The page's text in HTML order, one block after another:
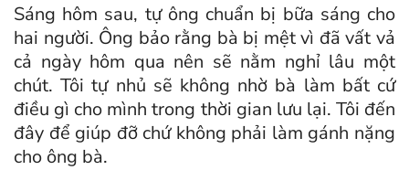
Sáng hôm sau, tự ông chuẩn bị bữa sáng cho
hai người. Ông bảo rằng bà bị mệt vì đã vất vả
cả ngày hôm qua nên sẽ nằm nghỉ lâu một
chút. Tôi tự nhủ sẽ không nhờ bà làm bất cứ
điều gì cho mình trong thời gian lưu lại. Tôi đến
đây để giúp đỡ chứ không phải làm gánh nặng
cho ông bà.